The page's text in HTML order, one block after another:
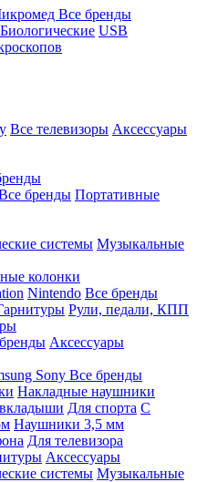
Все бренды
Биологические USB
Все телевизоры Аксессуары
бренды Портативные
системы Музыкальные
колонки
Nintendo Все бренды
Рули, педали, КПП
Аксессуары
Sony Все бренды
Накладные наушники
Для спорта С
Наушники 3,5 мм
Для телевизора
Аксессуары
системы Музыкальные